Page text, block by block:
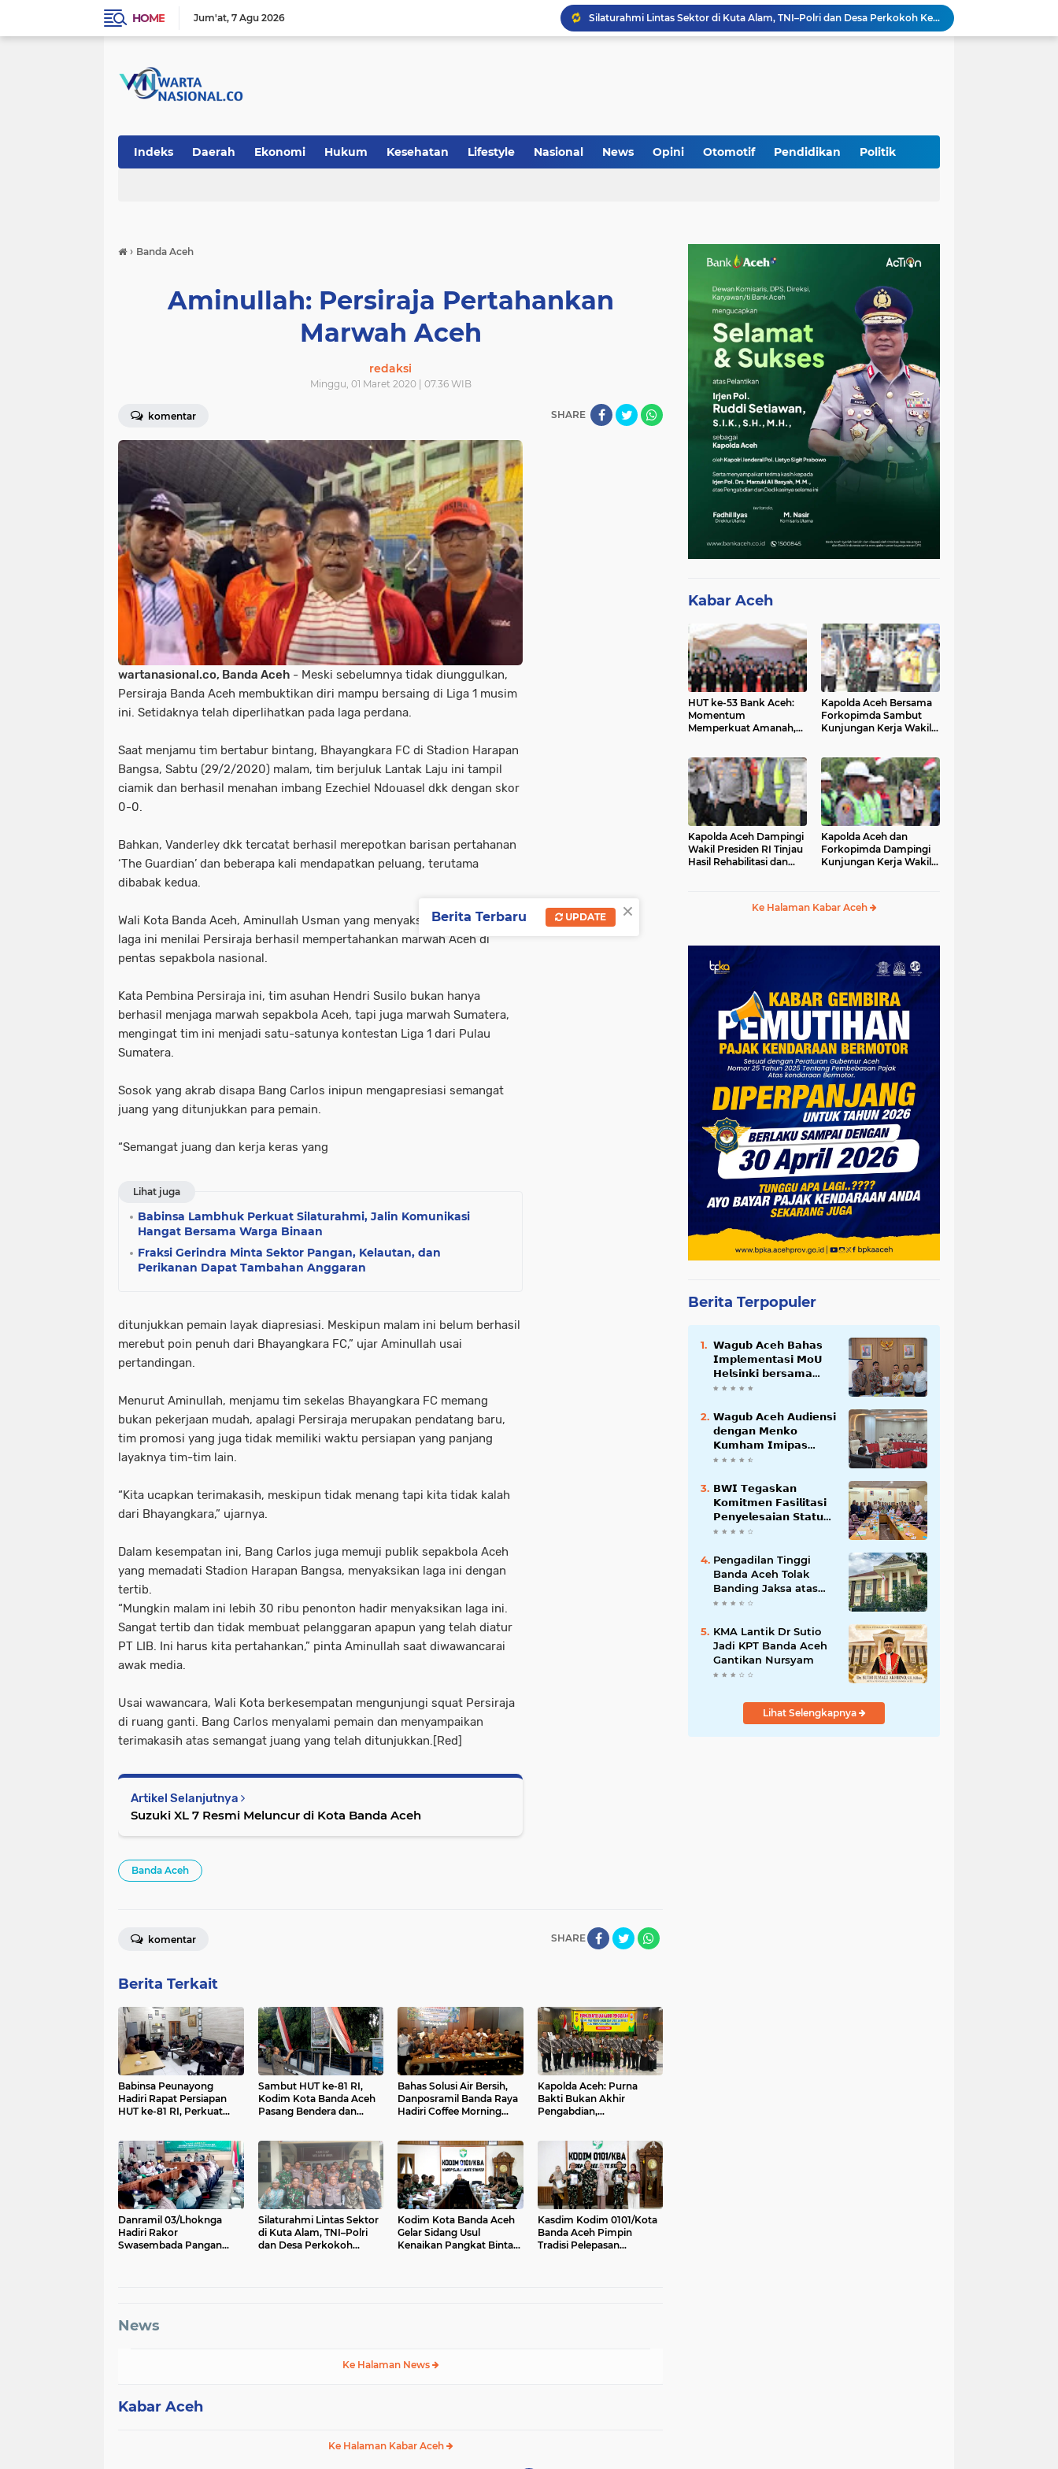
HOME Jum'at 7 Agu 2026
Silaturahmi Lintas Sektor di Kuta Alam, TNI–Polri dan Desa Perkokoh Kebersamaan
Babinsa Peukan Bada Hadiri Rapat Lanjutan HUT RI ke-81, Perkuat Sinergi Lintas Sektor
Kak Na Promosi Wisata Surfing dan Hadiri Perayaan HUT 53 tahun BAS Simeulue
Indeks Daerah Ekonomi Hukum Kesehatan Lifestyle Nasional News Opini Otomotif Pendidikan Politik
› Banda Aceh
Aminullah: Persiraja Pertahankan
Marwah Aceh
redaksi
Minggu, 01 Maret 2020 | 07.36 WIB
komentar SHARE
wartanasional.co, Banda Aceh - Meski sebelumnya tidak diunggulkan,
Persiraja Banda Aceh membuktikan diri mampu bersaing di Liga 1 musim
ini. Setidaknya telah diperlihatkan pada laga perdana.
Saat menjamu tim bertabur bintang, Bhayangkara FC di Stadion Harapan
Bangsa, Sabtu (29/2/2020) malam, tim berjuluk Lantak Laju ini tampil
ciamik dan berhasil menahan imbang Ezechiel Ndouasel dkk dengan skor
0-0.
Bahkan, Vanderley dkk tercatat berhasil merepotkan barisan pertahanan
‘The Guardian’ dan beberapa kali mendapatkan peluang, terutama
dibabak kedua.
Wali Kota Banda Aceh, Aminullah Usman yang menyaksikan langsung
laga ini menilai Persiraja berhasil mempertahankan marwah Aceh di
pentas sepakbola nasional.
Kata Pembina Persiraja ini, tim asuhan Hendri Susilo bukan hanya
berhasil menjaga marwah sepakbola Aceh, tapi juga marwah Sumatera,
mengingat tim ini menjadi satu-satunya kontestan Liga 1 dari Pulau
Sumatera.
Sosok yang akrab disapa Bang Carlos inipun mengapresiasi semangat
juang yang ditunjukkan para pemain.
“Semangat juang dan kerja keras yang
Lihat juga
Babinsa Lambhuk Perkuat Silaturahmi, Jalin Komunikasi
Hangat Bersama Warga Binaan
Fraksi Gerindra Minta Sektor Pangan, Kelautan, dan
Perikanan Dapat Tambahan Anggaran
ditunjukkan pemain layak diapresiasi. Meskipun malam ini belum berhasil
merebut poin penuh dari Bhayangkara FC,” ujar Aminullah usai
pertandingan.
Menurut Aminullah, menjamu tim sekelas Bhayangkara FC memang
bukan pekerjaan mudah, apalagi Persiraja merupakan pendatang baru,
tim promosi yang juga tidak memiliki waktu persiapan yang panjang
layaknya tim-tim lain.
“Kita ucapkan terimakasih, meskipun tidak menang tapi kita tidak kalah
dari Bhayangkara,” ujarnya.
Dalam kesempatan ini, Bang Carlos juga memuji publik sepakbola Aceh
yang memadati Stadion Harapan Bangsa, menyaksikan laga ini dengan
tertib.
“Mungkin malam ini lebih 30 ribu penonton hadir menyaksikan laga ini.
Sangat tertib dan tidak membuat pelanggaran apapun yang telah diatur
PT LIB. Ini harus kita pertahankan,” pinta Aminullah saat diwawancarai
awak media.
Usai wawancara, Wali Kota berkesempatan mengunjungi squat Persiraja
di ruang ganti. Bang Carlos menyalami pemain dan menyampaikan
terimakasih atas semangat juang yang telah ditunjukkan.[Red]
Artikel Selanjutnya
Suzuki XL 7 Resmi Meluncur di Kota Banda Aceh
Banda Aceh
SHARE
komentar
Berita Terkait
Babinsa Peunayong
Hadiri Rapat Persiapan
HUT ke-81 RI, Perkuat
Sambut HUT ke-81 RI,
Kodim Kota Banda Aceh
Pasang Bendera dan
Bahas Solusi Air Bersih,
Danposramil Banda Raya
Hadiri Coffee Morning
Kapolda Aceh: Purna
Bakti Bukan Akhir
Pengabdian,
Danramil 03/Lhoknga
Hadiri Rakor
Swasembada Pangan
Silaturahmi Lintas Sektor
di Kuta Alam, TNI–Polri
dan Desa Perkokoh
Kodim Kota Banda Aceh
Gelar Sidang Usul
Kenaikan Pangkat Bintara
Kasdim Kodim 0101/Kota
Banda Aceh Pimpin
Tradisi Pelepasan
News
Ke Halaman News
Kabar Aceh
Ke Halaman Kabar Aceh
Kabar Aceh
HUT ke-53 Bank Aceh:
Momentum
Memperkuat Amanah,
Kapolda Aceh Bersama
Forkopimda Sambut
Kunjungan Kerja Wakil
Kapolda Aceh Dampingi
Wakil Presiden RI Tinjau
Hasil Rehabilitasi dan
Kapolda Aceh dan
Forkopimda Dampingi
Kunjungan Kerja Wakil
Ke Halaman Kabar Aceh
Berita Terpopuler
𝗪𝗮𝗴𝘂𝗯 𝗔𝗰𝗲𝗵 𝗕𝗮𝗵𝗮𝘀
𝗜𝗺𝗽𝗹𝗲𝗺𝗲𝗻𝘁𝗮𝘀𝗶 𝗠𝗼𝗨
𝗛𝗲𝗹𝘀𝗶𝗻𝗸𝗶 𝗯𝗲𝗿𝘀𝗮𝗺𝗮
𝗦𝗲𝗸𝗿𝗲𝘁𝗮𝗿𝗶𝗮𝘁 𝗡𝗲𝗴𝗮𝗿𝗮
𝗪𝗮𝗴𝘂𝗯 𝗔𝗰𝗲𝗵 𝗔𝘂𝗱𝗶𝗲𝗻𝘀𝗶
𝗱𝗲𝗻𝗴𝗮𝗻 𝗠𝗲𝗻𝗸𝗼
𝗞𝘂𝗺𝗵𝗮𝗺 𝗜𝗺𝗶𝗽𝗮𝘀
𝗧𝗲𝗿𝗸𝗮𝗶𝘁 𝗦𝘁𝗮𝘁𝘂𝘀 𝗪𝗮𝗸𝗮𝗳
𝗕𝗪𝗜 𝗧𝗲𝗴𝗮𝘀𝗸𝗮𝗻
𝗞𝗼𝗺𝗶𝘁𝗺𝗲𝗻 𝗙𝗮𝘀𝗶𝗹𝗶𝘁𝗮𝘀𝗶
𝗣𝗲𝗻𝘆𝗲𝗹𝗲𝘀𝗮𝗶𝗮𝗻 𝗦𝘁𝗮𝘁𝘂𝘀
𝗪𝗮𝗸𝗮𝗳 𝗕𝗹𝗮𝗻𝗴 𝗣𝗮𝗱𝗮𝗻𝗴
Pengadilan Tinggi
Banda Aceh Tolak
Banding Jaksa atas
Putusan Bebas Kasus
KMA Lantik Dr Sutio
Jadi KPT Banda Aceh
Gantikan Nursyam
Lihat Selengkapnya
×
Berita Terbaru UPDATE